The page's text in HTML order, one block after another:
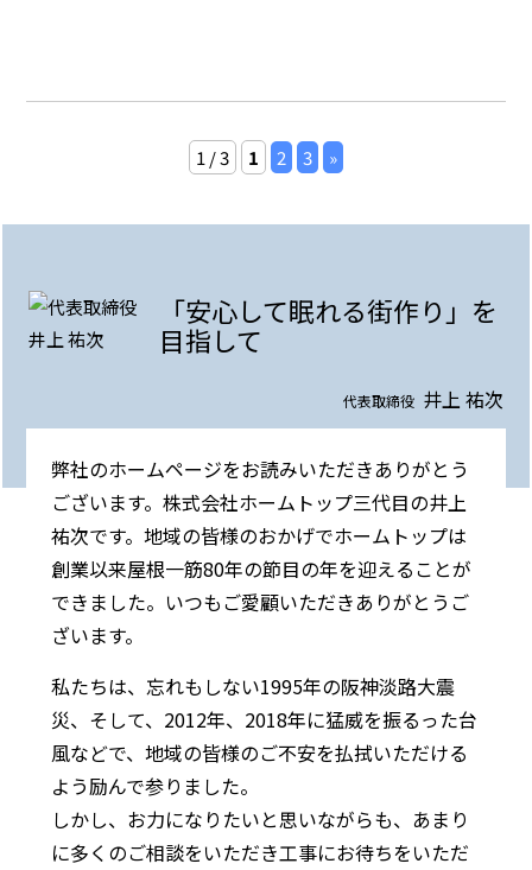
1 / 3 1 2 3 »
「安心して眠れる街作り」を
目指して
代表取締役 井上 祐次
弊社のホームページをお読みいただきありがとう
ございます。株式会社ホームトップ三代目の井上
祐次です。地域の皆様のおかげでホームトップは
創業以来屋根一筋80年の節目の年を迎えることが
できました。いつもご愛顧いただきありがとうご
ざいます。
私たちは、忘れもしない1995年の阪神淡路大震
災、そして、2012年、2018年に猛威を振るった台
風などで、地域の皆様のご不安を払拭いただける
よう励んで参りました。
しかし、お力になりたいと思いながらも、あまり
に多くのご相談をいただき工事にお待ちをいただ